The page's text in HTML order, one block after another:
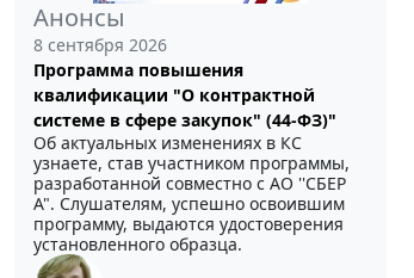
Анонсы
8 сентября 2026
Программа повышения
квалификации "О контрактной
системе в сфере закупок" (44-ФЗ)"
Об актуальных изменениях в КС
узнаете, став участником программы,
разработанной совместно с АО ''СБЕР
А". Слушателям, успешно освоившим
программу, выдаются удостоверения
установленного образца.